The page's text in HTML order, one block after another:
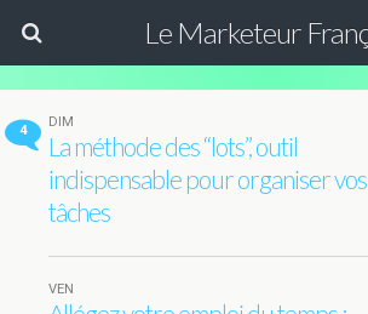
Le Marketeur
4
DIM
La méthode des “lots”, outil
indispensable pour organiser vos
tâches
VEN